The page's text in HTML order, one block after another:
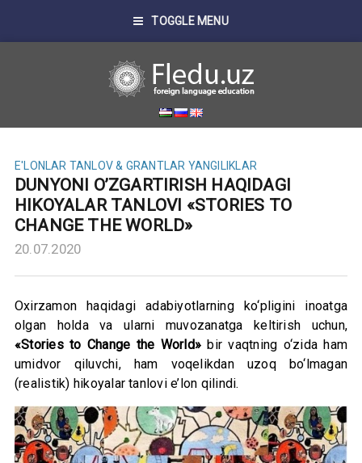
TOGGLE MENU
E'LONLAR TANLOV & GRANTLAR YANGILIKLAR
DUNYONI O’ZGARTIRISH HAQIDAGI
HIKOYALAR TANLOVI «STORIES TO
CHANGE THE WORLD»
20.07.2020
Oxirzamon haqidagi adabiyotlarning ko‘pligini inoatga
olgan holda va ularni muvozanatga keltirish uchun,
«Stories to Change the World» bir vaqtning o‘zida ham
umidvor qiluvchi, ham voqelikdan uzoq bo‘lmagan
(realistik) hikoyalar tanlovi e’lon qilindi.